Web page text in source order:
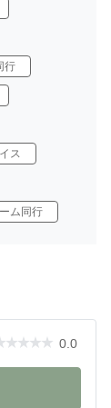
行
ス
ム同行
0.0